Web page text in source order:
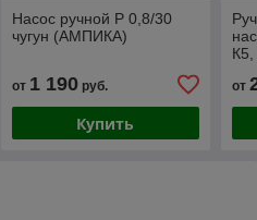
Насос ручной Р 0,8/30
чугун (АМПИКА)
от 1 190руб.
Купить
от